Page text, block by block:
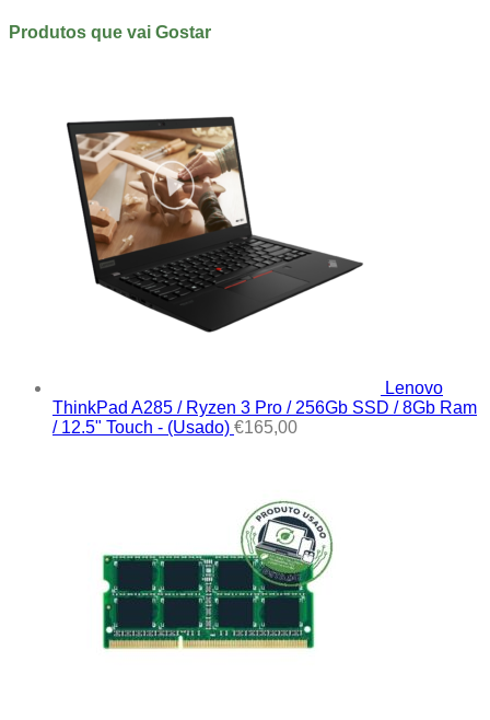
Produtos que vai Gostar
Lenovo
ThinkPad A285 / Ryzen 3 Pro / 256Gb SSD / 8Gb Ram
/ 12.5" Touch - (Usado) €165,00